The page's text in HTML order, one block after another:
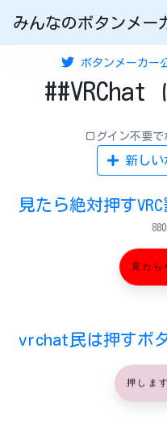
みんなのボタンメー
ボタンメーカー
##VRChat
新しい
見たら絶対押す
見たら
vrchat民は押すボ
押しま